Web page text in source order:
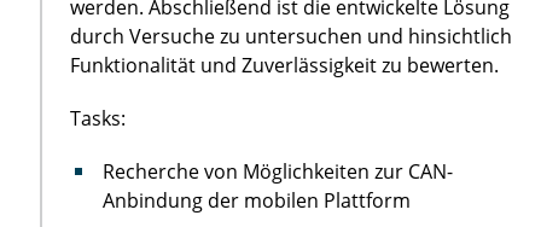
werden. Abschließend ist die entwickelte Lösung
durch Versuche zu untersuchen und hinsichtlich
Funktionalität und Zuverlässigkeit zu bewerten.
Tasks:
Recherche von Möglichkeiten zur CAN-
Anbindung der mobilen Plattform